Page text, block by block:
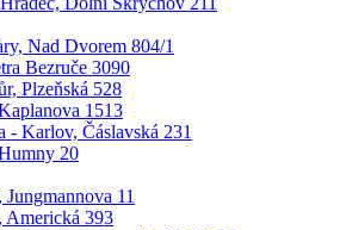
Nad Dvorem 804/1
Bezruče 3090
Plzeňská 528
1513
- Karlov, Čáslavská 231
20
11
Americká 393